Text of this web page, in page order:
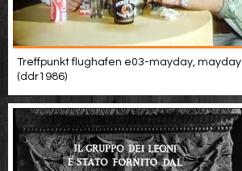
Treffpunkt flughafen e03-mayday, mayday
(ddr1986)